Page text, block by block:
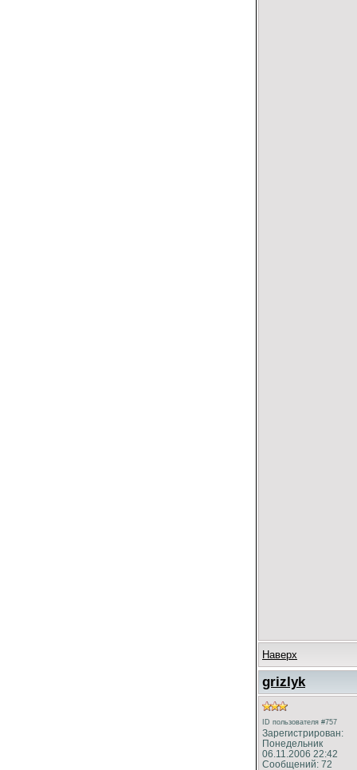
Наверх
grizlyk
ID пользователя #757
Зарегистрирован:
Понедельник
06.11.2006 22:42
Сообщений: 72